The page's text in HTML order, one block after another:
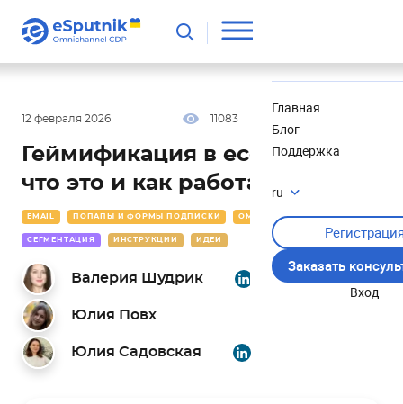
Главная
Блог
Поддержка
ru
Заказать
Вход
12 февраля 2026 11083
EMAIL ПОПАПЫ И ФОРМЫ ПОДПИСКИ ОМНИКАНАЛЬНОСТЬ
СЕГМЕНТАЦИЯ ИНСТРУКЦИИ ИДЕИ
Геймификация в ecommerce:
что это и как работает
Валерия Шудрик
Юлия Повх
Юлия Садовская